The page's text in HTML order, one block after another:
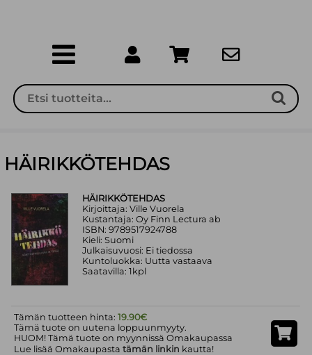
HÄIRIKKÖTEHDAS
HÄIRIKKÖTEHDAS
Kirjoittaja: Ville Vuorela
Kustantaja: Oy Finn Lectura ab
ISBN: 9789517924788
Kieli: Suomi
Julkaisuvuosi: Ei tiedossa
Kuntoluokka: Uutta vastaava
Saatavilla: 1kpl
Tämän tuotteen hinta:19.90€
Tämä tuote on uutena loppuunmyyty.
HUOM! Tämä tuote on myynnissä Omakaupassa
Lue lisää Omakaupastatämän linkin kautta!